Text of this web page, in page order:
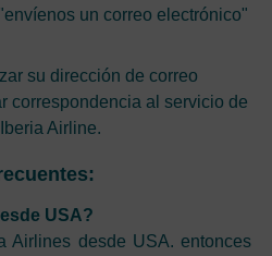
un correo electrónico"
su dirección de correo
correspondencia al servicio de
Airline.
USA?
Airlines desde USA. entonces